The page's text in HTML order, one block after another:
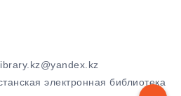
электронная библиотека